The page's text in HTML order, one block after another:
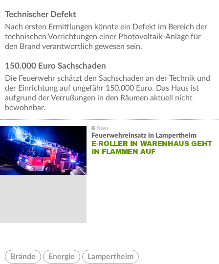
Technischer Defekt
Nach ersten Ermittlungen könnte ein Defekt im Bereich der
technischen Vorrichtungen einer Photovoltaik-Anlage für
den Brand verantwortlich gewesen sein.
150.000 Euro Sachschaden
Die Feuerwehr schätzt den Sachschaden an der Technik und
der Einrichtung auf ungefähr 150.000 Euro. Das Haus ist
aufgrund der Verrußungen in den Räumen aktuell nicht
bewohnbar.
Feuerwehreinsatz in Lampertheim
E-ROLLER IN WARENHAUS GEHT
IN FLAMMEN AUF
Brände Energie Lampertheim